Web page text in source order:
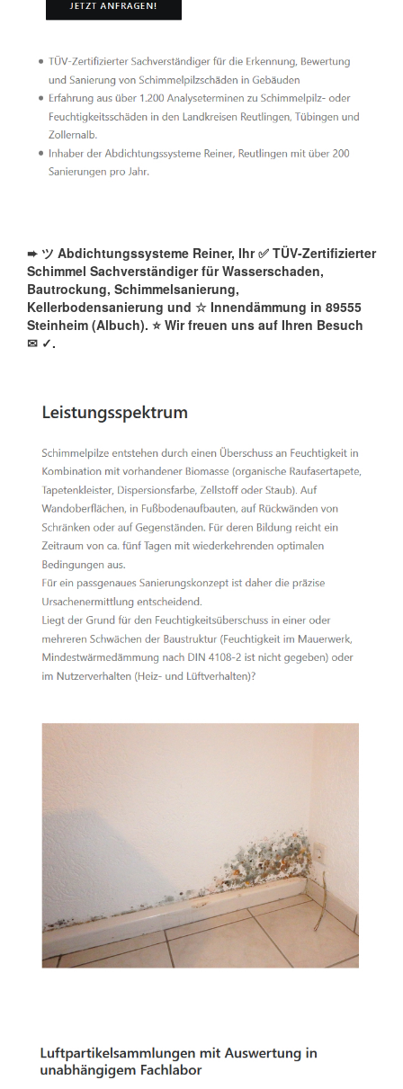
➨ ツ Abdichtungssysteme Reiner, Ihr ✅ TÜV-Zertifizierter
Schimmel Sachverständiger für Wasserschaden,
Bautrockung, Schimmelsanierung,
Kellerbodensanierung und ☆ Innendämmung in 89555
Steinheim (Albuch). ⭐ Wir freuen uns auf Ihren Besuch
✉ ✓️.